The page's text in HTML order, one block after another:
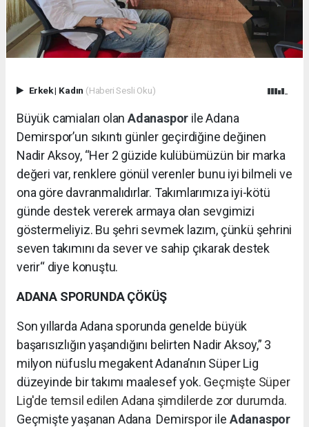
Erkek| Kadın (Haberi Sesli Oku)
Büyük camiaları olan Adanaspor ile Adana
Demirspor’un sıkıntı günler geçirdiğine değinen
Nadir Aksoy, “Her 2 güzide kulübümüzün bir marka
değeri var, renklere gönül verenler bunu iyi bilmeli ve
ona göre davranmalıdırlar. Takımlarımıza iyi-kötü
günde destek vererek armaya olan sevgimizi
göstermeliyiz. Bu şehri sevmek lazım, çünkü şehrini
seven takımını da sever ve sahip çıkarak destek
verir“ diye konuştu.
ADANA SPORUNDA ÇÖKÜŞ
Son yıllarda Adana sporunda genelde büyük
başarısızlığın yaşandığını belirten Nadir Aksoy,” 3
milyon nüfuslu megakent Adana’nın Süper Lig
düzeyinde bir takımı maalesef yok. Geçmişte Süper
Lig'de temsil edilen Adana şimdilerde zor durumda.
Geçmişte yaşanan Adana Demirspor ile Adanaspor